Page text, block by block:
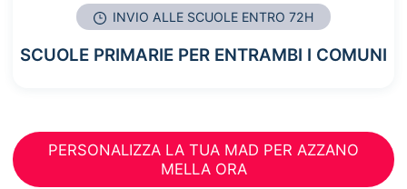
INVIO ALLE SCUOLE ENTRO 72H
SCUOLE PRIMARIE PER ENTRAMBI I COMUNI
PERSONALIZZA LA TUA MAD PER AZZANO
MELLA ORA